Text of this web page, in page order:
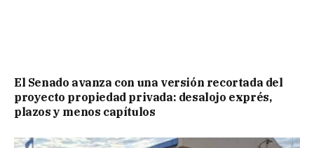
El Senado avanza con una versión recortada del
proyecto propiedad privada: desalojo exprés,
plazos y menos capítulos